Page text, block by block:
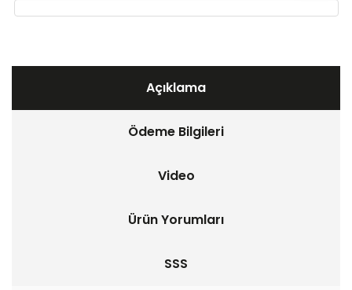
Açıklama
Ödeme Bilgileri
Video
Ürün Yorumları
SSS